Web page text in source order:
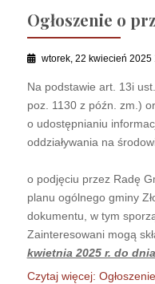
Ogłoszenie o
wtorek, 22 kwiecień 2025
Na podstawie art. 13i
poz. 1130 z późn. zm.)
o udostępnianiu
oddziaływania na
o podjęciu przez Radę
planu ogólnego gminy
dokumentu, w tym
Zainteresowani mogą
kwietnia 2025 r. do
Czytaj więcej: